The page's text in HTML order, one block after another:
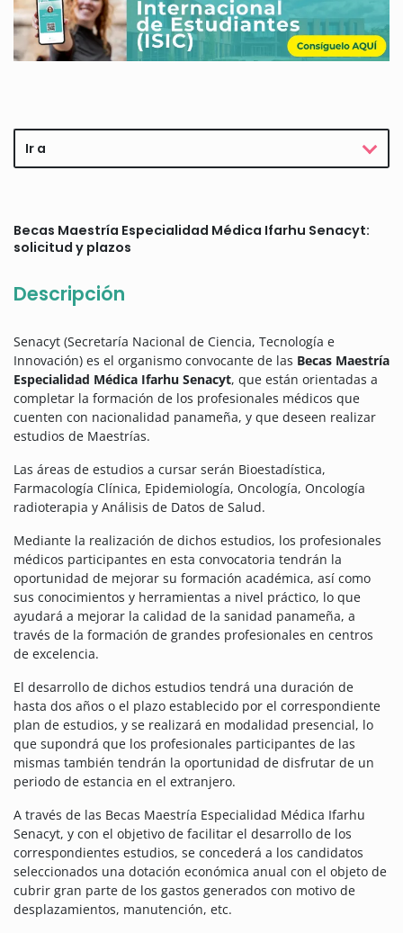
Ir a
Becas Maestría Especialidad Médica Ifarhu Senacyt:
solicitud y plazos
Descripción
Senacyt (Secretaría Nacional de Ciencia, Tecnología e
Innovación) es el organismo convocante de las Becas Maestría
Especialidad Médica Ifarhu Senacyt, que están orientadas a
completar la formación de los profesionales médicos que
cuenten con nacionalidad panameña, y que deseen realizar
estudios de Maestrías.
Las áreas de estudios a cursar serán Bioestadística,
Farmacología Clínica, Epidemiología, Oncología, Oncología
radioterapia y Análisis de Datos de Salud.
Mediante la realización de dichos estudios, los profesionales
médicos participantes en esta convocatoria tendrán la
oportunidad de mejorar su formación académica, así como
sus conocimientos y herramientas a nivel práctico, lo que
ayudará a mejorar la calidad de la sanidad panameña, a
través de la formación de grandes profesionales en centros
de excelencia.
El desarrollo de dichos estudios tendrá una duración de
hasta dos años o el plazo establecido por el correspondiente
plan de estudios, y se realizará en modalidad presencial, lo
que supondrá que los profesionales participantes de las
mismas también tendrán la oportunidad de disfrutar de un
periodo de estancia en el extranjero.
A través de las Becas Maestría Especialidad Médica Ifarhu
Senacyt, y con el objetivo de facilitar el desarrollo de los
correspondientes estudios, se concederá a los candidatos
seleccionados una dotación económica anual con el objeto de
cubrir gran parte de los gastos generados con motivo de
desplazamientos, manutención, etc.